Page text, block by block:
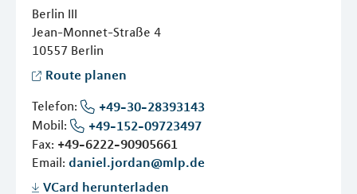
Berlin III
Jean-Monnet-Straße 4
10557 Berlin
Route planen
Telefon:
+49-30-28393143
Mobil:
+49-152-09723497
Fax: +49-6222-90905661
Email: daniel.jordan@mlp.de
VCard herunterladen